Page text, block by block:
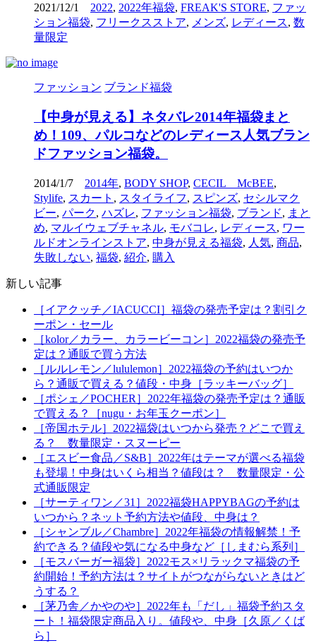
2021/12/1 2022, 2022年福袋, FREAK'S STORE, ファッ
ション福袋, フリークスストア, メンズ, レディース, 数
量限定
ファッション ブランド福袋
【中身が見える】ネタバレ2014年福袋まと
め！109、パルコなどのレディース人気ブラン
ドファッション福袋。
2014/1/7 2014年, BODY SHOP, CECIL McBEE,
Stylife, スカート , スタイライフ, スピンズ, セシルマク
ビー, パーク, ハズレ, ファッション福袋, ブランド, まと
め, マルイウェブチャネル, モバコレ, レディース, ワー
ルドオンラインストア, 中身が見える福袋, 人気, 商品,
失敗しない, 福袋, 紹介, 購入
新しい記事
［イアクッチ／IACUCCI］福袋の発売予定は？割引ク
ーポン・セール
［kolor／カラー、カラービーコン］2022福袋の発売予
定は？通販で買う方法
［ルルレモン／lululemon］2022福袋の予約はいつか
ら？通販で買える？値段・中身［ラッキーバッグ］
［ポシェ／POCHER］2022年福袋の発売予定は？通販
で買える？［nugu・お年玉クーポン］
［帝国ホテル］2022福袋はいつから発売？どこで買え
る？ 数量限定・スヌーピー
［エスビー食品／S&B］2022年はテーマが選べる福袋
も登場！中身はいくら相当？値段は？ 数量限定・公
式通販限定
［サーティワン／31］2022福袋HAPPYBAGの予約は
いつから？ネット予約方法や値段、中身は？
［シャンブル／Chambre］2022年福袋の情報解禁！予
約できる？値段や気になる中身など［しまむら系列］
［モスバーガー福袋］2022モス×リラックマ福袋の予
約開始！予約方法は？サイトがつながらないときはど
うする？
［茅乃舎／かやのや］2022年も「だし」福袋予約スタ
ート！福袋限定商品入り。値段や、中身［久原／くば
ら］